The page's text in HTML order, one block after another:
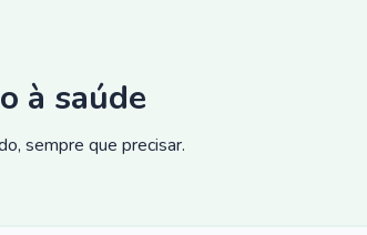
à saúde
sempre que precisar.